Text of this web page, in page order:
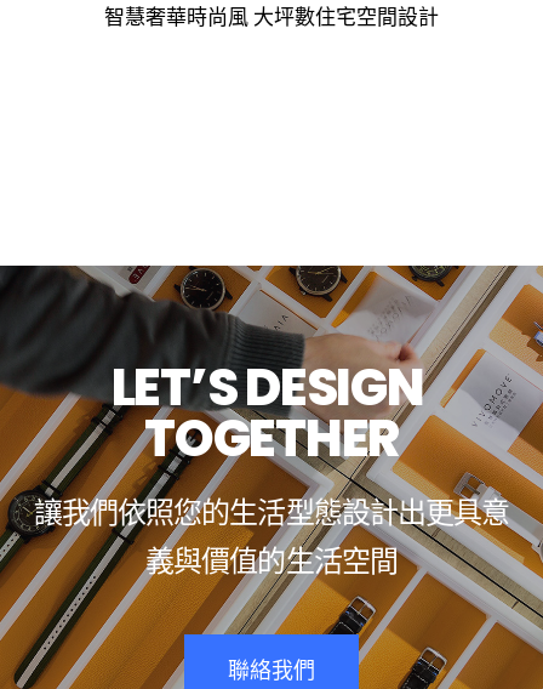
智慧奢華時尚風 大坪數住宅空間設計
LET’SDESIGN
TOGETHER
讓我們依照您的生活型態設計出更具意
義與價值的生活空間
聯絡我們